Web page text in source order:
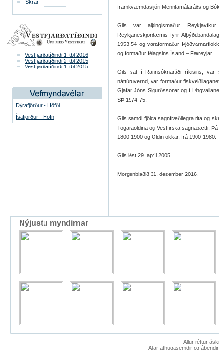
Skrár
Vestfjarðatíðindi 1. tbl 2016
Vestfjarðatíðindi 2. tbl 2015
Vestfjarðatíðindi 1. tbl 2015
Dýrafjörður - Höfði
Ísafjörður - Höfn
framkvæmdastjóri Menntamálaráðs og
Gils var alþingismaður
Reykjaneskjördæmis fyrir
1953-54 og varaformaður
og formaður félagsins Ísland – Færeyjar.
Gils sat í Rannsóknaráði ríkisins, var
náttúruvernd, var formaður
Gjafar Jóns Sigurðssonar og í
SÞ 1974-75.
Gils samdi fjölda sagnfræðilegra rita og
Togaraöldina og Vestfirska sagnaþætti.
1800-1900 og Öldin okkar, frá 1900-1980.
Gils lést 29. apríl 2005.
Morgunblaðið 31. desember 2016.
Nýjustu myndirnar
Allur réttur
Allar athugasemdir og